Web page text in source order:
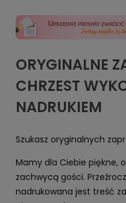
ORYGINALNE
CHRZEST
NADRUKIEM
Szukasz oryginalnych
Mamy dla Ciebie piękne,
zachwycą gości.
nadrukowana jest treść